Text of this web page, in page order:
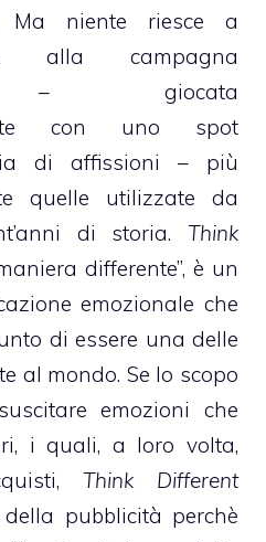
Ma niente riesce a
alla campagna
– giocata
con uno spot
di affissioni – più
quelle utilizzate da
di storia. Think
differente”, è un
emozionale che
di essere una delle
al mondo. Se lo scopo
emozioni che
i quali, a loro volta,
Think Different
pubblicità perchè